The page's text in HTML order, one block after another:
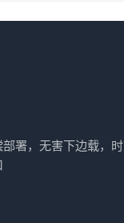
署，无害下边载，